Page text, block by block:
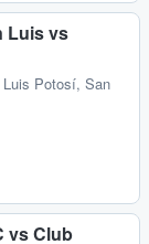
Luis vs
Potosí, San
vs Club